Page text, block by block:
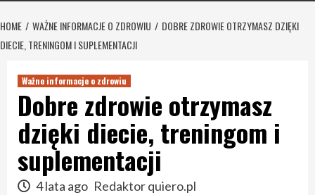
HOME WAŻNE INFORMACJE O ZDROWIU
DOBRE ZDROWIE OTRZYMASZ DZIĘKI
DIECIE, TRENINGOM I SUPLEMENTACJI
Ważne informacje o zdrowiu
Dobre zdrowie otrzymasz
dzięki diecie, treningom i
suplementacji
4 lata ago Redaktor quiero.pl